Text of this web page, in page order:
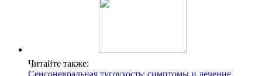
Читайте также:
Сенсоневральная тугоухость: симптомы и лечение